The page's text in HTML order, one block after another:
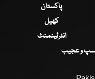
پاکستان
کھیل
انٹرٹینمنٹ
و عجیب